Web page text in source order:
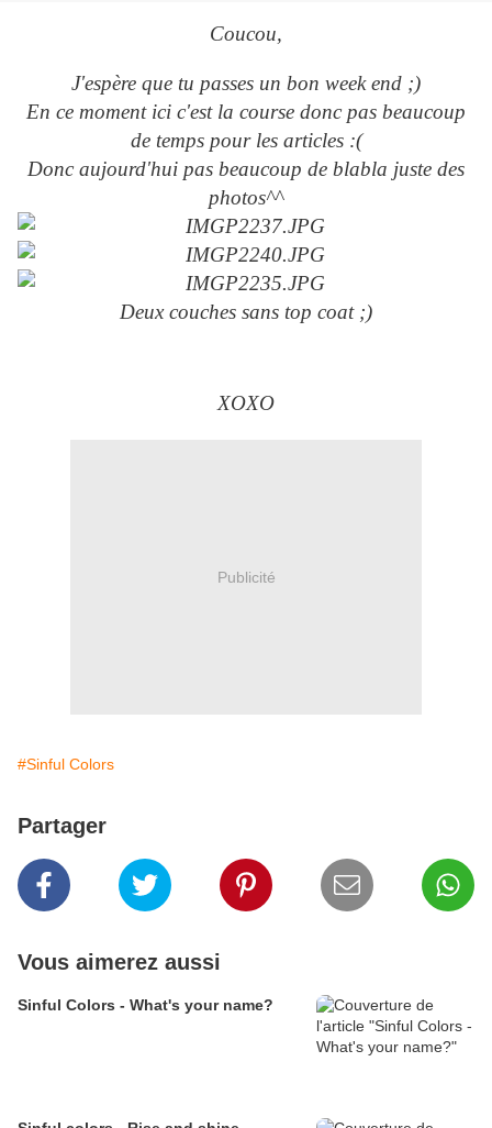
Coucou,
J'espère que tu passes un bon week end ;)
En ce moment ici c'est la course donc pas beaucoup
de temps pour les articles :(
Donc aujourd'hui pas beaucoup de blabla juste des
photos^^
Deux couches sans top coat ;)
XOXO
Publicité
#Sinful Colors
Partager
Vous aimerez aussi
Sinful Colors - What's your name?